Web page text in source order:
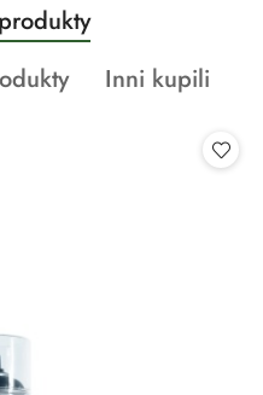
Produkty
Inni kupili